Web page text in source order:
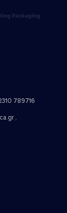
789716
,